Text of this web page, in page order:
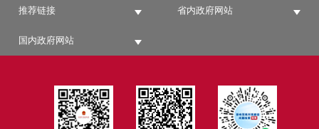
推荐链接 省内政府网站
国内政府网站